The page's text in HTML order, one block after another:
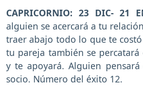
CAPRICORNIO: 23 DIC- 21
alguien se acercará a tu
traer abajo todo lo que te
tu pareja también se percatará
y te apoyará. Alguien
socio. Número del éxito 12.